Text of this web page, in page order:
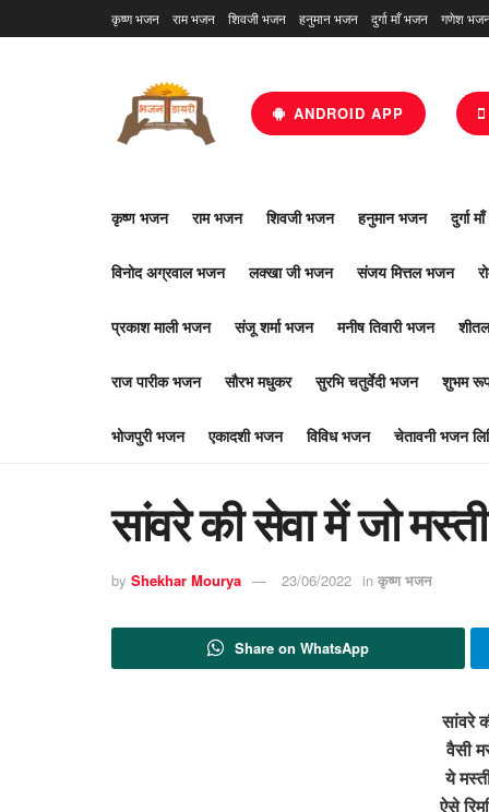
कृष्ण भजन राम भजन शिवजी भजन हनुमान भजन दुर्गा माँ भजन गणेश
ANDROID APP
कृष्ण भजन राम भजन शिवजी भजन हनुमान भजन दुर्गा
विनोद अग्रवाल भजन लक्खा जी भजन संजय मित्तल भजन
प्रकाश माली भजन संजू शर्मा भजन मनीष तिवारी भजन
राज पारीक भजन सौरभ मधुकर सुरभि चतुर्वेदी भजन शुभम
भोजपुरी भजन एकादशी भजन विविध भजन चेतावनी भजन
सांवरे की सेवा में जो
by Shekhar Mourya 23/06/2022 in कृष्ण भजन
Share on WhatsApp
सांवरे
वैसी
ये
ऐसे